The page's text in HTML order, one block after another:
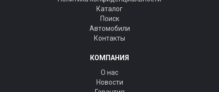
Каталог
Поиск
Автомобили
Контакты
КОМПАНИЯ
О нас
Новости